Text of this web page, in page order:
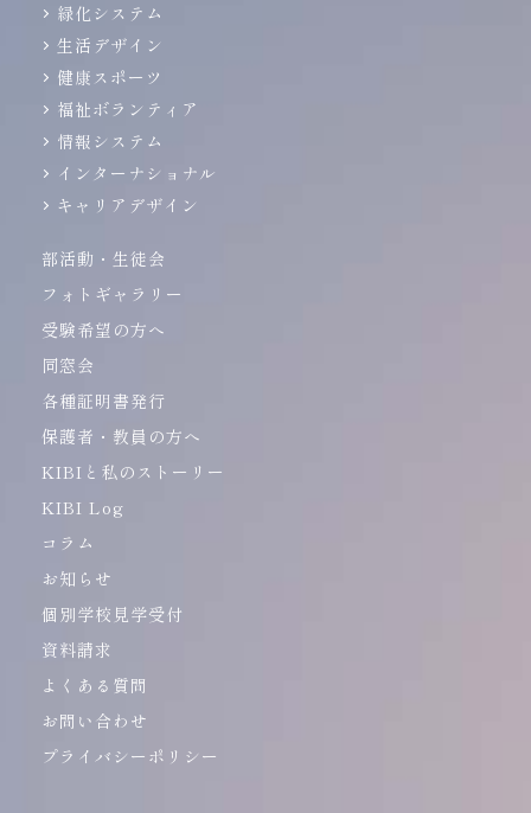
緑化システム
生活デザイン
健康スポーツ
福祉ボランティア
情報システム
インターナショナル
キャリアデザイン
部活動・生徒会
フォトギャラリー
受験希望の方へ
同窓会
各種証明書発行
保護者・教員の方へ
KIBIと私のストーリー
KIBI Log
コラム
お知らせ
個別学校見学受付
資料請求
よくある質問
お問い合わせ
プライバシーポリシー